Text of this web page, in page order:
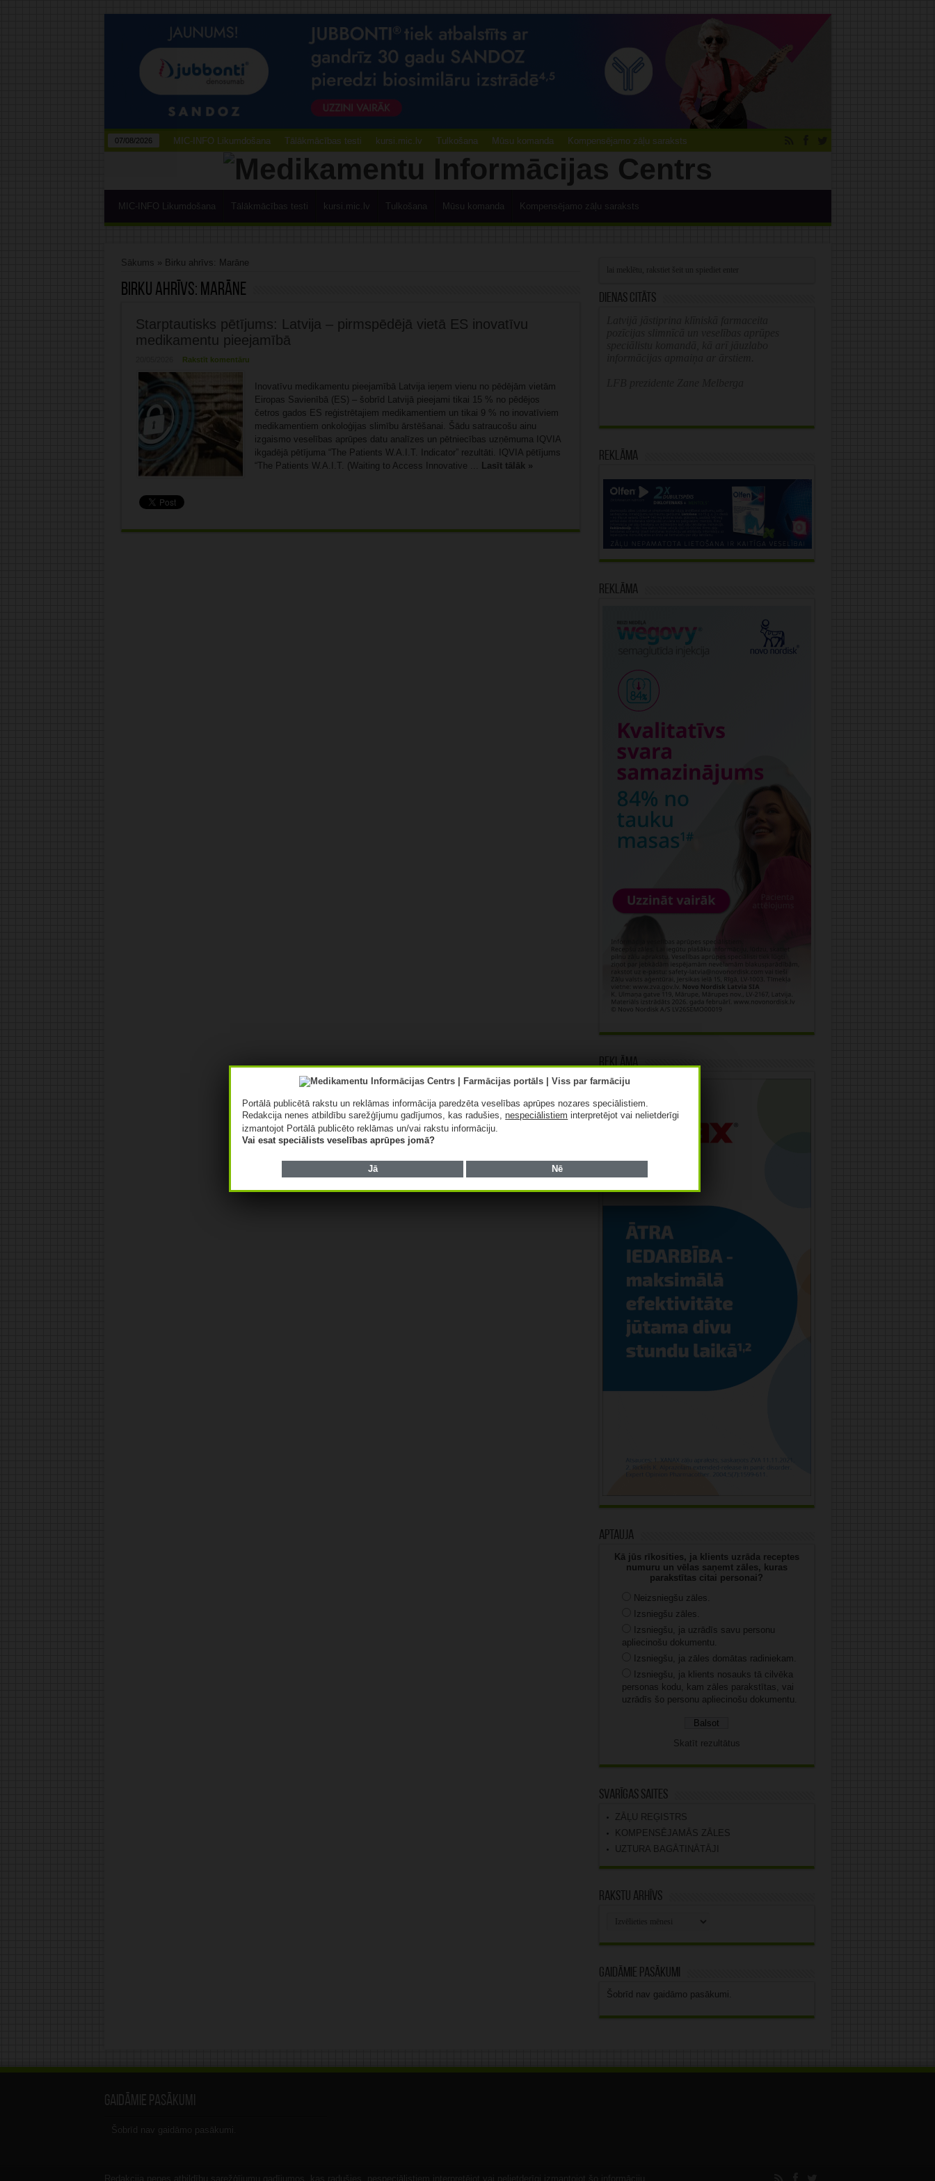
07/08/2026 MIC-INFO Likumdošana Tālākmācības testi kursi.mic.lv Tulkošana Mūsu komanda Kompensējamo zāļu saraksts
MIC-INFO Likumdošana Tālākmācības testi kursi.mic.lv Tulkošana Mūsu komanda Kompensējamo zāļu saraksts
Sākums » Birku ahrīvs: Marāne
Birku ahrīvs: Marāne
Starptautisks pētījums: Latvija – pirmspēdējā vietā ES inovatīvu
medikamentu pieejamībā
Rakstīt komentāru
Inovatīvu medikamentu pieejamībā Latvija ieņem vienu no pēdējām vietām
Eiropas Savienībā (ES) – šobrīd Latvijā pieejami tikai 15 % no pēdējos
četros gados ES reģistrētajiem medikamentiem un tikai 9 % no inovatīviem
medikamentiem onkoloģijas slimību ārstēšanai. Šādu satraucošu ainu
izgaismo veselības aprūpes datu analīzes un pētniecības uzņēmuma IQVIA
ikgadējā pētījuma “The Patients W.A.I.T. Indicator” rezultāti. IQVIA pētījums
“The Patients W.A.I.T. (Waiting to Access Innovative ... Lasīt tālāk »
Dienas citāts
Reklāma
Reklāma
Reklāma
Aptauja
Kā jūs rīkosities, ja klients uzrāda receptes
numuru un vēlas saņemt zāles, kuras
parakstītas citai personai?
Neizsniegšu zāles.
Izsniegšu zāles.
Izsniegšu, ja uzrādīs savu personu
apliecinošu dokumentu.
Izsniegšu, ja zāles domātas radiniekam.
Izsniegšu, ja klients nosauks tā cilvēka
personas kodu, kam zāles parakstītas, vai
uzrādīs šo personu apliecinošu dokumentu.
Skatīt rezultātus
Svarīgas saites
ZĀĻU REĢISTRS
KOMPENSĒJAMĀS ZĀLES
UZTURA BAGĀTINĀTĀJI
Rakstu arhīvs
Gaidāmie pasākumi
Šobrīd nav gaidāmo pasākumi.
Gaidāmie pasākumi
Šobrīd nav gaidāmo pasākumi.
Redakcija nenes atbildību sarežģījumu gadījumos, kas radušies, nespeciālistiem interpretējot vai nelietderīgi izmantojot šo informāciju.
Portālā publicētā rakstu un reklāmas informācija paredzēta veselības aprūpes nozares speciālistiem.
Redakcija nenes atbildību sarežģījumu gadījumos, kas radušies,nespeciālistiem interpretējot vai nelietderīgi
izmantojot Portālā publicēto reklāmas un/vai rakstu informāciju.
Vai esat speciālists veselības aprūpes jomā?
Jā Nē